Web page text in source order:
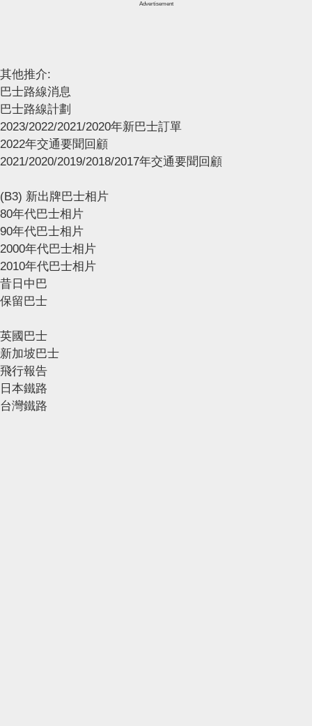
Advertisement
其他推介:
巴士路線消息
巴士路線計劃
2023/2022/2021/2020年新巴士訂單
2022年交通要聞回顧
2021/2020/2019/2018/2017年交通要聞回顧
(B3) 新出牌巴士相片
80年代巴士相片
90年代巴士相片
2000年代巴士相片
2010年代巴士相片
昔日中巴
保留巴士
英國巴士
新加坡巴士
飛行報告
日本鐵路
台灣鐵路